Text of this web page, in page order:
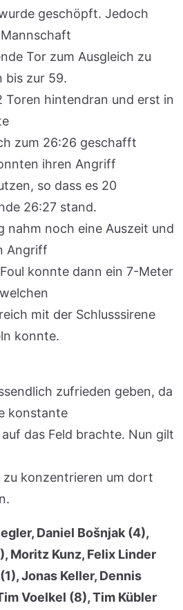
geschöpft. Jedoch
Tor zum Ausgleich zu
bis zur 59.
Toren hintendran und erst in
zum 26:26 geschafft
ihren Angriff
so dass es 20
26:27 stand.
nahm noch eine Auszeit und
Angriff
konnte dann ein 7-Meter
mit der Schlusssirene
konnte.
zufrieden geben, da
konstante
das Feld brachte. Nun gilt
zu konzentrieren um dort
Daniel Bošnjak (4),
Moritz Kunz, Felix Linder
Jonas Keller, Dennis
Voelkel (8), Tim Kübler